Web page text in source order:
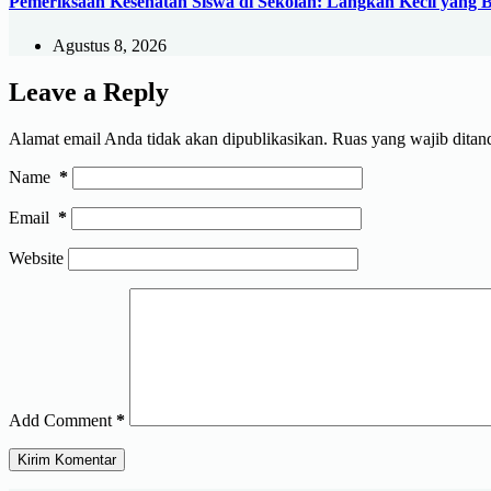
Agustus 8, 2026
Leave a Reply
Alamat email Anda tidak akan dipublikasikan. Ruas yang wajib
Name *
Email *
Website
Add Comment *
Kirim Komentar